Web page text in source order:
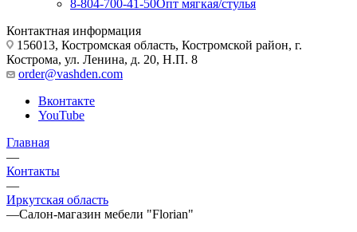
8-804-700-41-50Опт мягкая/стулья
Контактная информация
156013, Костромская область, Костромской район, г.
Кострома, ул. Ленина, д. 20, Н.П. 8
order@vashden.com
Вконтакте
YouTube
Главная
—
Контакты
—
Иркутская область
—Салон-магазин мебели "Florian"